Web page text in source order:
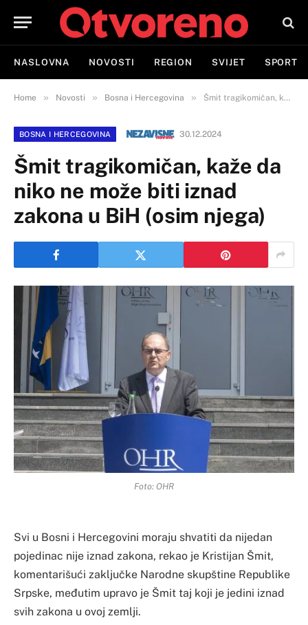
NASLOVNA NOVOSTI REGION SVIJET SPORT
Home » Novosti » Bosna i Hercegovina » Šmit tragikomičan, kaže da niko ne može biti iznad zakona u BiH (osim njega)
BOSNA I HERCEGOVINA 30.12.2024
Šmit tragikomičan, kaže da
niko ne može biti iznad
zakona u BiH (osim njega)
Foto: OHR
Svi u Bosni i Hercegovini moraju shvatiti da nijedan
pojedinac nije iznad zakona, rekao je Kristijan Šmit,
komentarišući zaključke Narodne skupštine Republike
Srpske, međutim upravo je Šmit taj koji je jedini iznad
svih zakona u ovoj zemlji.